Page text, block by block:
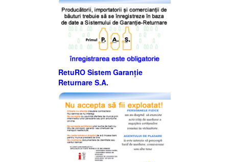
RetuRO Sistem Garanție
Returnare S.A.